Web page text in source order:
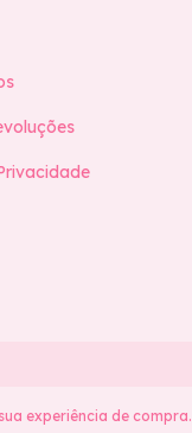
experiência de compra.